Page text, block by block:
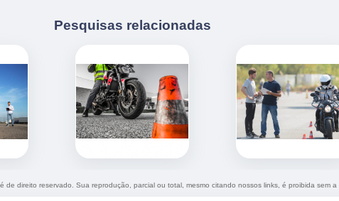
Pesquisas relacionadas
de direito reservado. Sua reprodução, parcial ou total, mesmo citando nossos links, é proibida sem